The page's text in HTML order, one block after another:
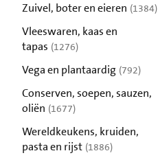
Zuivel, boter en eieren (1384)
Vleeswaren, kaas en
tapas (1276)
Vega en plantaardig (792)
Conserven, soepen, sauzen,
oliën (1677)
Wereldkeukens, kruiden,
pasta en rijst (1886)